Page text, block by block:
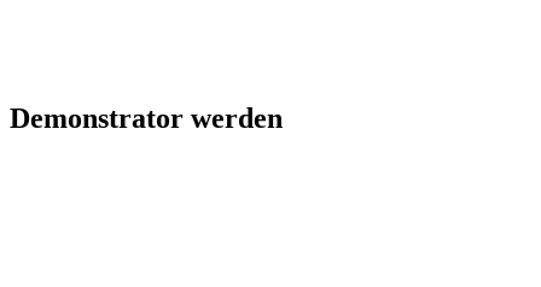
Demonstrator werden